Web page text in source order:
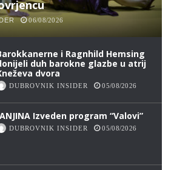
06/08/2026
i Ragnhild Hemsing
duh barokne glazbe u atrij
dvora
DUBROVNIK INSIDER 05/08/2026
Izveden program “Valovi”
DUBROVNIK INSIDER 05/08/2026